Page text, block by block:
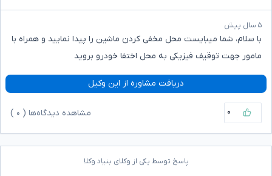
۵ سال پیش
با سلام، شما میبایست محل مخفی کردن ماشین را پیدا نمایید و همراه با
مامور جهت توقیف فیزیکی به محل اختفا خودرو بروید
دریافت مشاوره از این وکیل
۰ مشاهده دیدگاه‌ها ( ۰
پاسخ توسط یکی از وکلای بنیاد وکلا